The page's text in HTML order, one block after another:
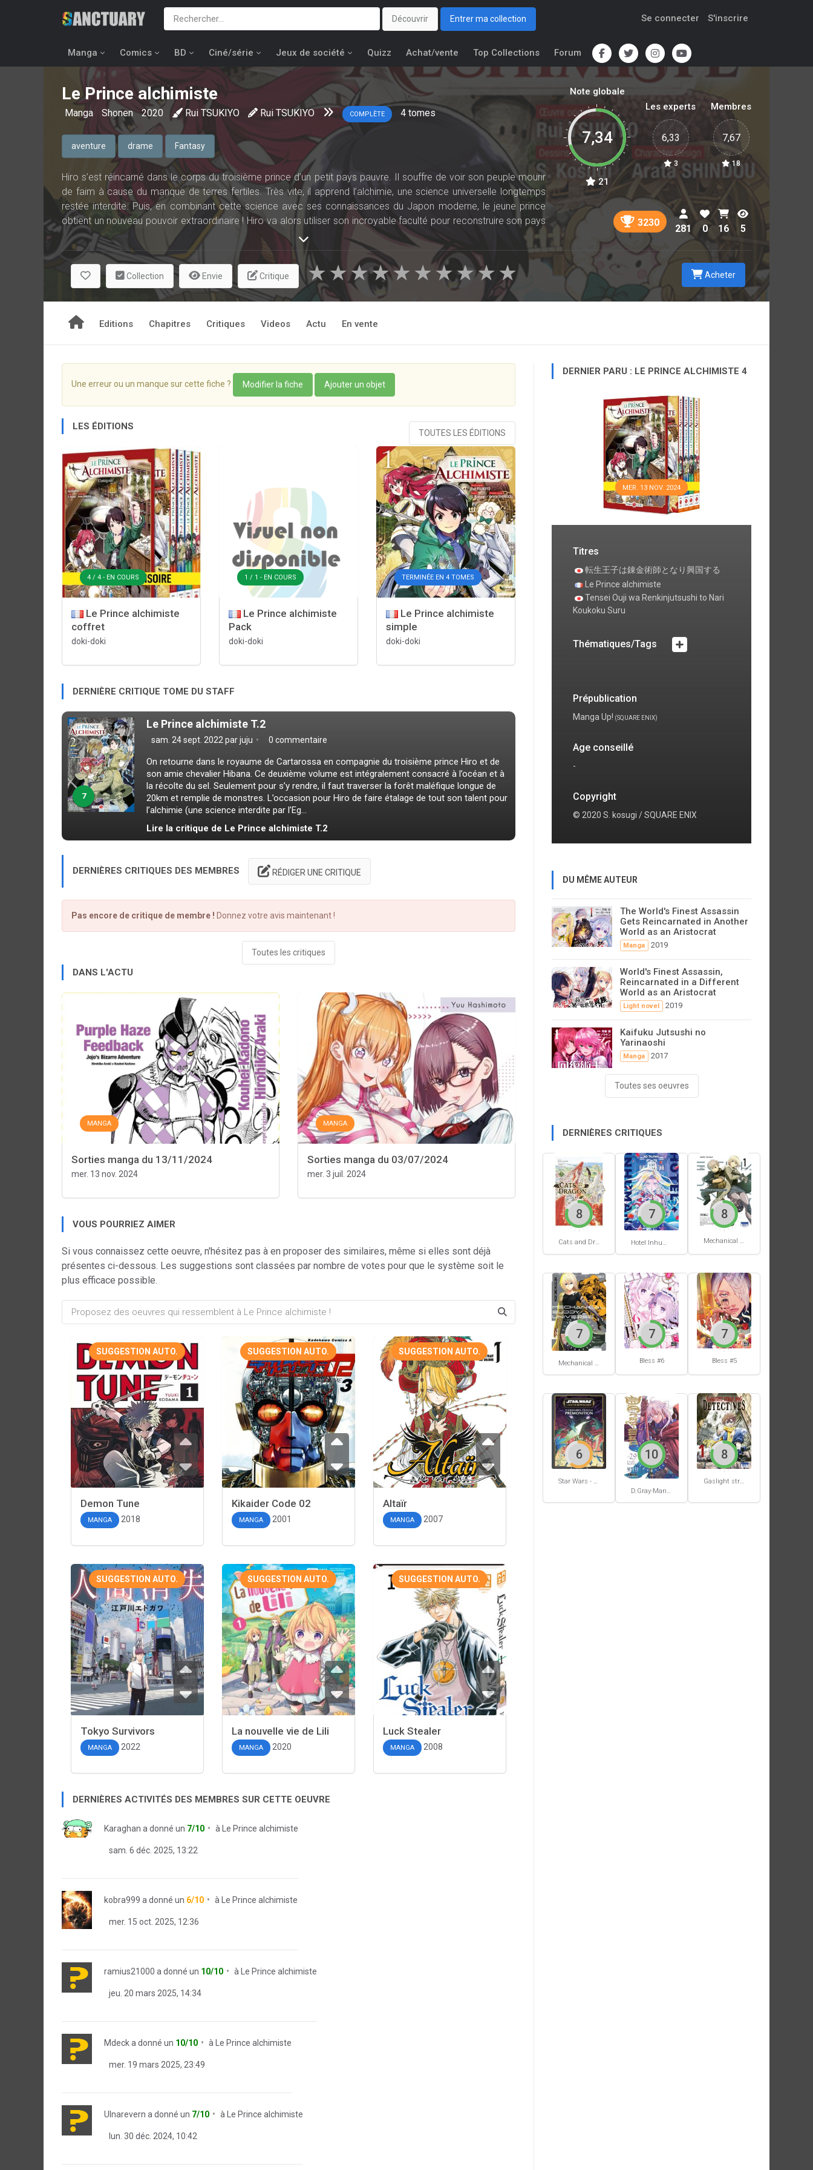
Découvrir Entrer ma collection Se connecter S'inscrire
Manga Comics BD Ciné/série Jeux de société Quizz Achat/vente Top Collections Forum
Le Prince alchimiste
Manga Shonen 2020 Rui TSUKIYO Rui TSUKIYO COMPLÈTE 4 tomes
aventure drame Fantasy
Hiro s’est réincarné dans le corps du troisième prince d’un petit pays pauvre. Il souffre de voir son peuple mourir
de faim à cause du manque de terres fertiles. Très vite, il apprend l’alchimie, une science universelle longtemps
restée interdite. Puis, en combinant cette science avec ses connaissances du Japon moderne, le jeune prince
obtient un nouveau pouvoir extraordinaire ! Hiro va alors utiliser son incroyable faculté pour reconstruire son pays
au bord de la ruine… Mais sa quête sera semée d’embûches !
Note globale
7,34
21
Les experts
6,33
3
Membres
7,67
18
3230
281 0 16 5
Collection Envie Critique ★
★
★
★
★
★
★
★
★
★ Acheter
Editions Chapitres Critiques Videos Actu En vente
Une erreur ou un manque sur cette fiche ? Modifier la fiche Ajouter un objet
LES ÉDITIONS
TOUTES LES ÉDITIONS
4 / 4 - EN COURS
Le Prince alchimiste
coffret
doki-doki
1 / 1 - EN COURS
Le Prince alchimiste
Pack
doki-doki
TERMINÉE EN 4 TOMES
Le Prince alchimiste
simple
doki-doki
DERNIÈRE CRITIQUE TOME DU STAFF
7
Le Prince alchimiste T.2
sam. 24 sept. 2022 parjuju 0 commentaire
On retourne dans le royaume de Cartarossa en compagnie du troisième prince Hiro et de
son amie chevalier Hibana. Ce deuxième volume est intégralement consacré à l’océan et à
la récolte du sel. Seulement pour s’y rendre, il faut traverser la forêt maléfique longue de
20km et remplie de monstres. L’occasion pour Hiro de faire étalage de tout son talent pour
l’alchimie (une science interdite par l’Eg...
Lire la critique de Le Prince alchimiste T.2
DERNIÈRES CRITIQUES DES MEMBRES RÉDIGER UNE CRITIQUE
Pas encore de critique de membre ! Donnez votre avis maintenant !
Toutes les critiques
DANS L'ACTU
MANGA
Sorties manga du 13/11/2024
mer. 13 nov. 2024
MANGA
Sorties manga du 03/07/2024
mer. 3 juil. 2024
VOUS POURRIEZ AIMER
Si vous connaissez cette oeuvre, n'hésitez pas à en proposer des similaires, même si elles sont déjà
présentes ci-dessous. Les suggestions sont classées par nombre de votes pour que le système soit le
plus efficace possible.
SUGGESTION AUTO.
Demon Tune
MANGA 2018
SUGGESTION AUTO.
Kikaider Code 02
MANGA 2001
SUGGESTION AUTO.
Altaïr
MANGA 2007
SUGGESTION AUTO.
Tokyo Survivors
MANGA 2022
SUGGESTION AUTO.
La nouvelle vie de Lili
MANGA 2020
SUGGESTION AUTO.
Luck Stealer
MANGA 2008
DERNIÈRES ACTIVITÉS DES MEMBRES SUR CETTE OEUVRE
Karaghan a donné un 7/10 à Le Prince alchimiste
sam. 6 déc. 2025, 13:22
kobra999 a donné un 6/10 à Le Prince alchimiste
mer. 15 oct. 2025, 12:36
ramius21000 a donné un 10/10 à Le Prince alchimiste
jeu. 20 mars 2025, 14:34
Mdecka donné un 10/10 à Le Prince alchimiste
mer. 19 mars 2025, 23:49
Ulnarevern a donné un 7/10 à Le Prince alchimiste
lun. 30 déc. 2024, 10:42
DERNIER PARU : LE PRINCE ALCHIMISTE 4
MER. 13 NOV. 2024
Titres
転生王子は錬金術師となり興国する
Le Prince alchimiste
Tensei Ouji wa Renkinjutsushi to Nari
Koukoku Suru
Thématiques/Tags
Prépublication
Manga Up! (SQUARE ENIX)
Age conseillé
-
Copyright
© 2020 S. kosugi / SQUARE ENIX
DU MÊME AUTEUR
The World's Finest Assassin
Gets Reincarnated in Another
World as an Aristocrat
Manga 2019
World's Finest Assassin,
Reincarnated in a Different
World as an Aristocrat
Light novel 2019
Kaifuku Jutsushi no
Yarinaoshi
Manga 2017
Toutes ses oeuvres
DERNIÈRES CRITIQUES
Cats and Dragon #3
8
Hotel Inhumans #1
7
Mechanical Buddy Universe #1
8
Mechanical Buddy Universe #0
7
Bless #6
7
Bless #5
7
Star Wars - La Haute République - Un équilibre fragile
6
D.Gray-Man #29
10
Gaslight stray dog detectives #1
8